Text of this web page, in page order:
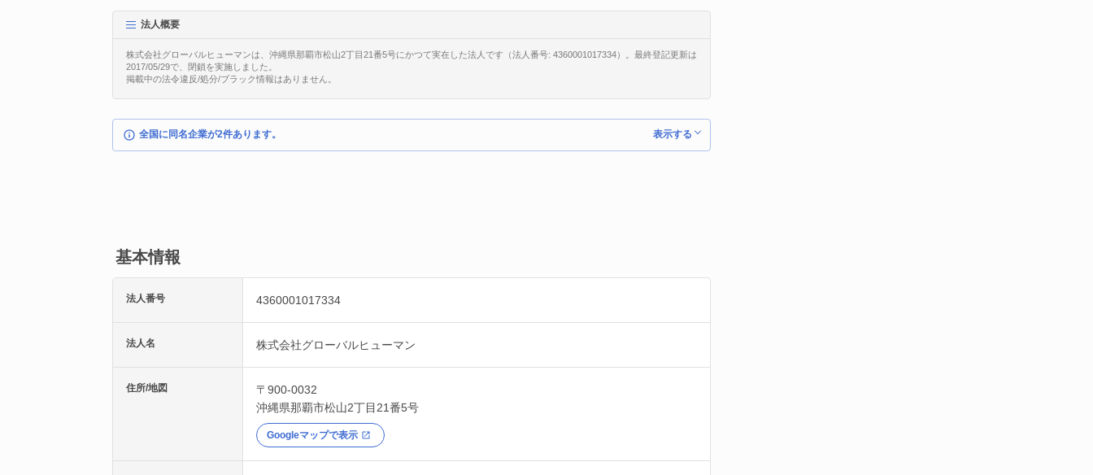
法人概要
株式会社グローバルヒューマンは、沖縄県那覇市松山2丁目21番5号にかつて実在した法人です（法人番号: 4360001017334）。最終登記更新は
2017/05/29で、閉鎖を実施しました。
掲載中の法令違反/処分/ブラック情報はありません。
全国に同名企業が2件あります。 表示する
基本情報
法人番号 4360001017334
法人名 株式会社グローバルヒューマン
住所/地図
〒900-0032
沖縄県那覇市松山2丁目21番5号
Googleマップで表示